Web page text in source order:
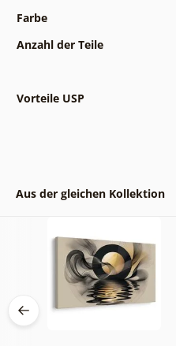
Farbe
Anzahl der Teile
Vorteile USP
Aus der gleichen Kollektion